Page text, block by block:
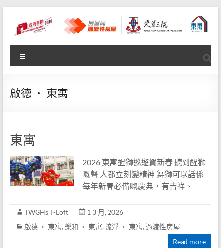
content
東
華
三
院
渡
性
房
計
劃
啟德 ‧ 東寓
東寓
2026 東寓醒獅巡遊賀新春 聽到醒獅
嘅聲 人都立刻變精神 舞獅可以話係
每年新春必備嘅慶典，有吉祥、
TWGHs T-Loft
1 3 月, 2026
啟德 ‧ 東寓, 樂和 ‧ 東寓, 流浮 ‧ 東寓, 過渡性房屋
Read more